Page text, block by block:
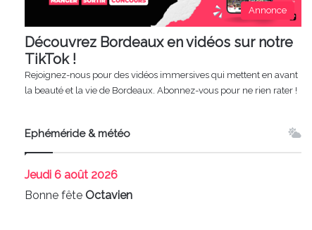
Annonce
Découvrez Bordeaux en vidéos sur notre
TikTok !
Rejoignez-nous pour des vidéos immersives qui mettent en avant
la beauté et la vie de Bordeaux. Abonnez-vous pour ne rien rater !
Ephéméride & météo
Jeudi 6 août 2026
Bonne fête Octavien